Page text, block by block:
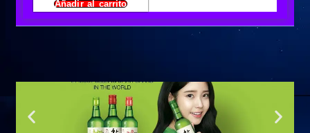
Añadir al carrito